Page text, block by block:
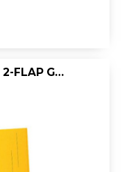
VOUWMAP A4 FOREVER 280G 2-FLAP GEEL/PK50